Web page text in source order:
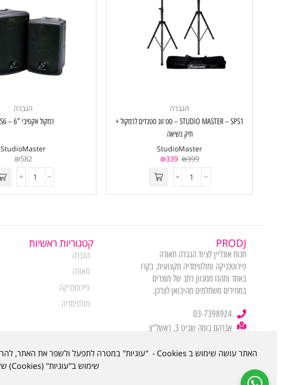
הגברה
STUDIO MASTER – SPS1 – סט זוג סטנדים לרמקול +
תיק נשיאה
StudioMaster
₪399
₪339
הגברה
רמקול אקטיבי 6″ – PAS6
StudioMaster
₪582
PRODJ
חנות אונליין לציוד הגברה תאורה
פירוטכניקה ומולטימדיה מקצועית, בקרו
באתר ותהנו ממגוון רחב של מוצרים
במחירים משתלמים מהיבואן לצרכן.
03-7398924
אברהם בומה שביט 3, ראשל"צ
קטגוריות ראשיות
הגברה
תאורה
פירוטכניקה
מולטימדיה
שימוש ב"עוגיות" (Cookies) שלה ושל צדדים שלישיים. מידע נוסף ניתן למצוא